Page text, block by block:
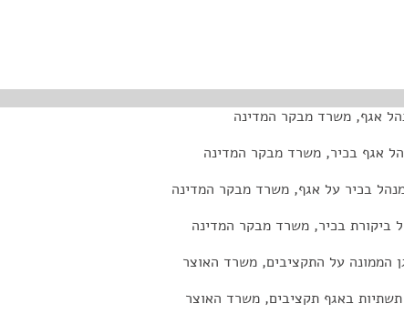
אגף, משרד מבקר המדינה
אגף בכיר, משרד מבקר המדינה
בכיר על אגף, משרד מבקר המדינה
ביקורת בכיר, משרד מבקר המדינה
הממונה על התקציבים, משרד האוצר
תשתיות באגף תקציבים, משרד האוצר